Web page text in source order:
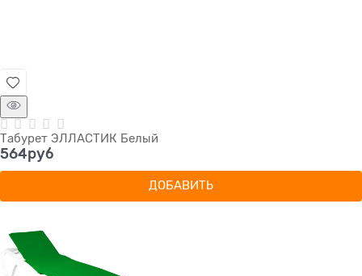
Табурет ЭЛЛАСТИК Белый
564руб
ДОБАВИТЬ